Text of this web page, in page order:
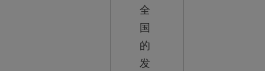
全
国
的
发